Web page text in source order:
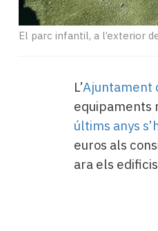
El parc infantil, a l’exterior
L’Ajuntament
equipaments
últims anys
euros als
ara els